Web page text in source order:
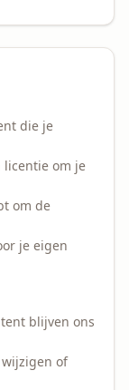
die je
licentie om je
om de
je eigen
blijven ons
of